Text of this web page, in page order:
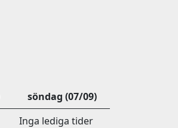
söndag (07/09)
Inga lediga tider